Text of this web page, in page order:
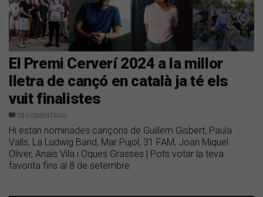
El Premi Cerverí 2024 a la millor
lletra de cançó en català ja té els
vuit finalistes
10 COMENTARIS
Hi estan nominades cançons de Guillem Gisbert, Paula
Valls, La Ludwig Band, Mar Pujol, 31 FAM, Joan Miquel
Oliver, Anaïs Vila i Oques Grasses | Pots votar la teva
favorita fins al 8 de setembre